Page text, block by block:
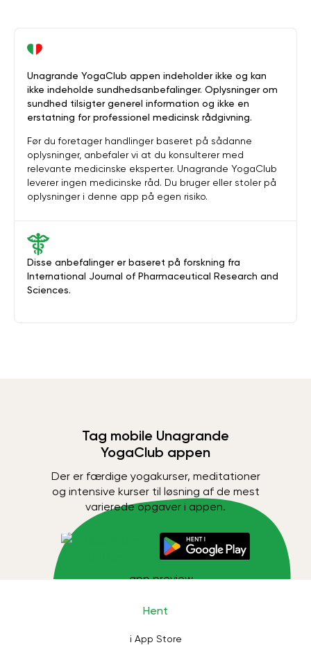
Disse anbefalinger er baseret på forskning fra
International Journal of Pharmaceutical Research and
Sciences.
Unagrande YogaClub appen indeholder ikke og kan
ikke indeholde sundhedsanbefalinger. Oplysninger om
sundhed tilsigter generel information og ikke en
erstatning for professionel medicinsk rådgivning.
Før du foretager handlinger baseret på sådanne
oplysninger, anbefaler vi at du konsulterer med
relevante medicinske eksperter. Unagrande YogaClub
leverer ingen medicinske råd. Du bruger eller stoler på
oplysninger i denne app på egen risiko.
Tag mobile Unagrande
YogaClub appen
Der er færdige yogakurser, meditationer
og intensive kurser til løsning af de mest
varierede opgaver i appen.
Hent
i App Store